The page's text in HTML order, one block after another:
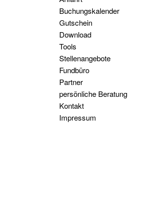
Buchungskalender
Gutschein
Download
Tools
Stellenangebote
Fundbüro
Partner
persönliche Beratung
Kontakt
Impressum